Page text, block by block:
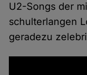
U2-Songs der
schulterlangen
geradezu